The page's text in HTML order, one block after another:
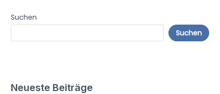
Suchen
Suchen
Neueste Beiträge